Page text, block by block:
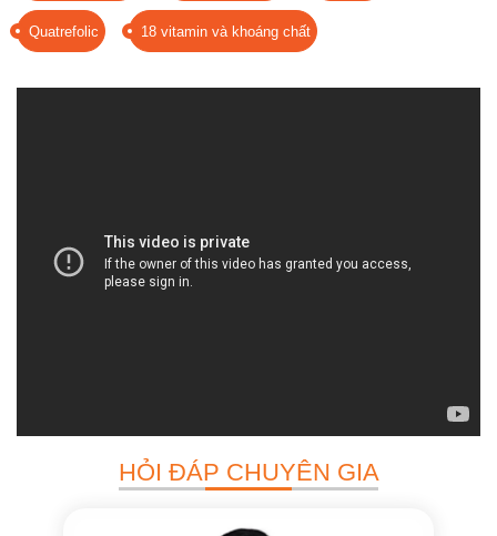
Quatrefolic 18 vitamin và khoáng chất
HỎI ĐÁP CHUYÊN GIA